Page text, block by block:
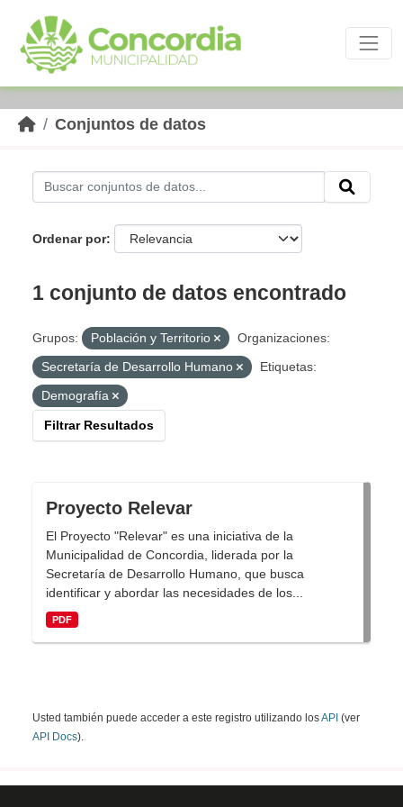
Conjuntos de datos
Ordenar por
1 conjunto de datos encontrado
Grupos: Población y Territorio
Organizaciones:
Secretaría de Desarrollo Humano
Etiquetas:
Demografía
Filtrar Resultados
Proyecto Relevar
El Proyecto "Relevar" es una iniciativa de la
Municipalidad de Concordia, liderada por la
Secretaría de Desarrollo Humano, que busca
identificar y abordar las necesidades de los...
PDF
Usted también puede acceder a este registro utilizando losAPI (ver
API Docs).